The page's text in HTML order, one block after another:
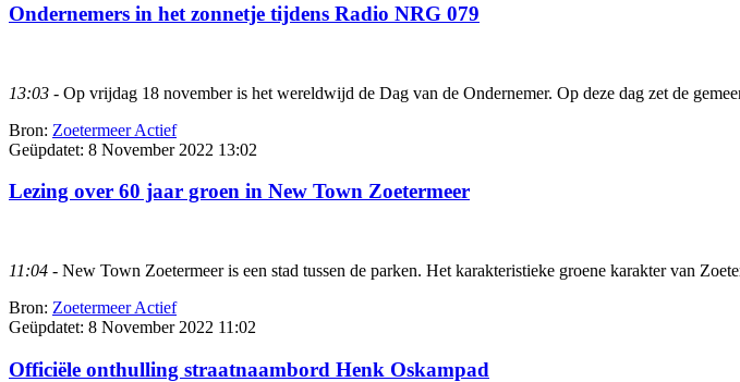
Ondernemers in het zonnetje tijdens Radio NRG 079
13:03 - Op vrijdag 18 november is het wereldwijd de Dag van de Ondernemer. Op deze dag zet de
Bron: Zoetermeer Actief
Geüpdatet: 8 November 2022 13:02
Lezing over 60 jaar groen in New Town Zoetermeer
11:04 - New Town Zoetermeer is een stad tussen de parken. Het karakteristieke groene karakter van
Bron: Zoetermeer Actief
Geüpdatet: 8 November 2022 11:02
Officiële onthulling straatnaambord Henk Oskampad